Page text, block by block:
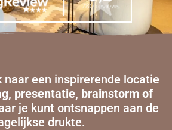
naar een inspirerende locatie
presentatie, brainstorm of
je kunt ontsnappen aan de
drukte.